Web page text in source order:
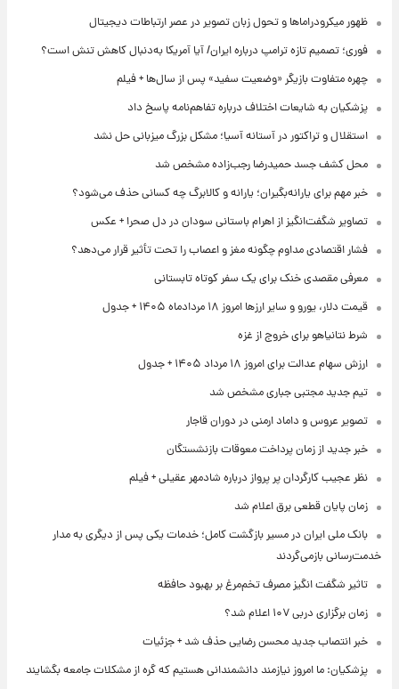
ظهور میکرودراماها و تحول زبان تصویر در عصر ارتباطات دیجیتال
فوری؛ تصمیم تازه ترامپ درباره ایران/ آیا آمریکا به‌دنبال کاهش تنش است؟
چهره متفاوت بازیگر «وضعیت سفید» پس از سال‌ها + فیلم
پزشکیان به شایعات اختلاف درباره تفاهم‌نامه پاسخ داد
استقلال و تراکتور در آستانه آسیا؛ مشکل بزرگ میزبانی حل نشد
محل کشف جسد حمیدرضا رجب‌زاده مشخص شد
خبر مهم برای یارانه‌بگیران؛ یارانه و کالابرگ چه کسانی حذف می‌شود؟
تصاویر شگفت‌انگیز از اهرام باستانی سودان در دل صحرا + عکس
فشار اقتصادی مداوم چگونه مغز و اعصاب را تحت تأثیر قرار می‌دهد؟
معرفی مقصدی خنک برای یک سفر کوتاه تابستانی
قیمت دلار، یورو و سایر ارزها امروز ۱۸ مردادماه ۱۴۰۵ + جدول
شرط نتانیاهو برای خروج از غزه
ارزش سهام عدالت برای امروز ۱۸ مرداد ۱۴۰۵ + جدول
تیم جدید مجتبی جباری مشخص شد
تصویر عروس و داماد ارمنی در دوران قاجار
خبر جدید از زمان پرداخت معوقات بازنشستگان
نظر عجیب کارگردان پر پرواز درباره شادمهر عقیلی + فیلم
زمان پایان قطعی برق اعلام شد
بانک ملی ایران در مسیر بازگشت کامل؛ خدمات یکی پس از دیگری به مدار
خدمت‌رسانی بازمی‌گردند
تاثیر شگفت انگیز مصرف تخم‌مرغ بر بهبود حافظه
زمان برگزاری دربی ۱۰۷ اعلام شد؟
خبر انتصاب جدید محسن رضایی حذف شد + جزئیات
پزشکیان: ما امروز نیازمند دانشمندانی هستیم که گره از مشکلات جامعه بگشایند